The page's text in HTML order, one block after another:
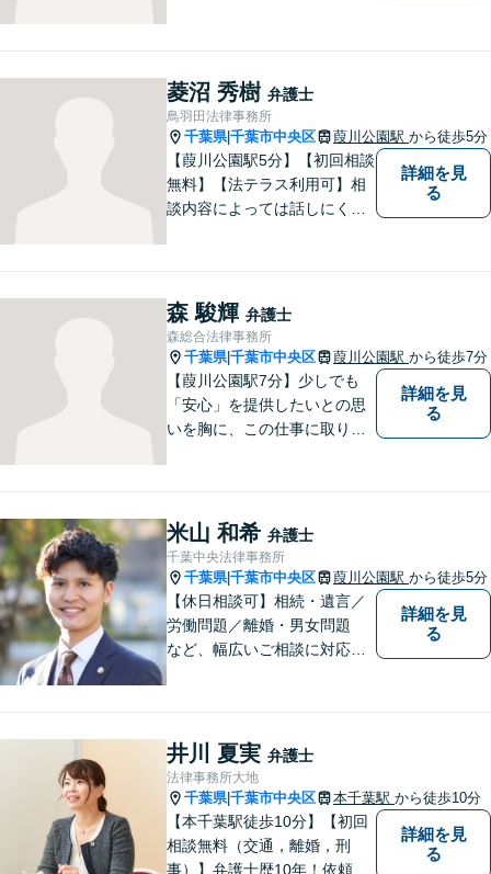
題でも一人で抱え込まずにま
ずはご相談ください。問題の
解決に向けて誠心誠意対応い
たします。【近隣駐車場あ
り】
菱沼 秀樹 弁護士
鳥羽田法律事務所
千葉県|千葉市中央区 葭川公園駅 から徒歩5分
【葭川公園駅5分】【初回相談
無料】【法テラス利用可】相
談内容によっては話しにくい
します。誠実な対応と迅速な
事件解決を心がけておりま
す。お困りの方はご相談くだ
さい。
詳細を見
る
森 駿輝 弁護士
森総合法律事務所
千葉県|千葉市中央区 葭川公園駅 から徒歩7分
【葭川公園駅7分】少しでも
「安心」を提供したいとの思
いを胸に、この仕事に取り組
ど対応分野多数。お気軽にご
相談ください。
詳細を見
る
米山 和希 弁護士
千葉中央法律事務所
千葉県|千葉市中央区 葭川公園駅 から徒歩5分
【休日相談可】相続・遺言／
労働問題／離婚・男女問題
など、幅広いご相談に対応。
な内容の紛争も、事務所一丸
となり解決までサポート【葭
川公園駅5分】
詳細を見
る
井川 夏実 弁護士
法律事務所大地
千葉県|千葉市中央区 本千葉駅 から徒歩10分
【本千葉駅徒歩10分】【初回
相談無料（交通，離婚，刑
事）】弁護士歴10年！依頼者
詳細を見
る